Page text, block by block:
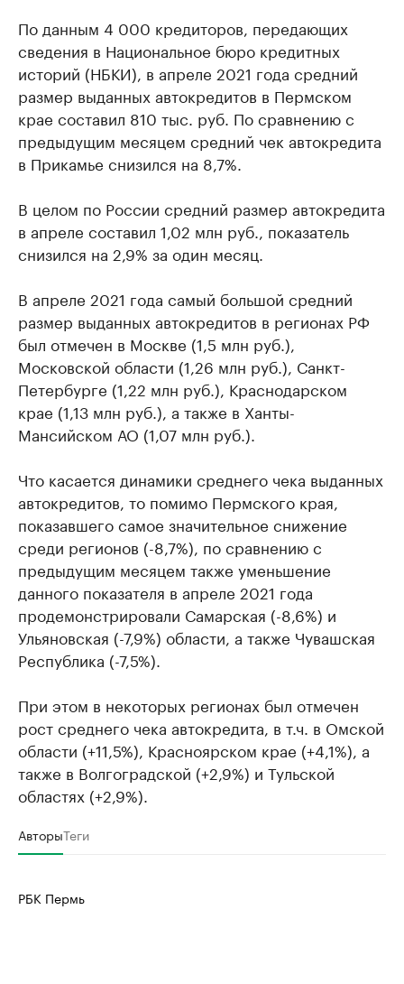
По данным 4 000 кредиторов, передающих
сведения в Национальное бюро кредитных
историй (НБКИ), в апреле 2021 года средний
размер выданных автокредитов в Пермском
крае составил 810 тыс. руб. По сравнению с
предыдущим месяцем средний чек автокредита
в Прикамье снизился на 8,7%.
В целом по России средний размер автокредита
в апреле составил 1,02 млн руб., показатель
снизился на 2,9% за один месяц.
В апреле 2021 года самый большой средний
размер выданных автокредитов в регионах РФ
был отмечен в Москве (1,5 млн руб.),
Московской области (1,26 млн руб.), Санкт-
Петербурге (1,22 млн руб.), Краснодарском
крае (1,13 млн руб.), а также в Ханты-
Мансийском АО (1,07 млн руб.).
Что касается динамики среднего чека выданных
автокредитов, то помимо Пермского края,
показавшего самое значительное снижение
среди регионов (-8,7%), по сравнению с
предыдущим месяцем также уменьшение
данного показателя в апреле 2021 года
продемонстрировали Самарская (-8,6%) и
Ульяновская (-7,9%) области, а также Чувашская
Республика (-7,5%).
При этом в некоторых регионах был отмечен
рост среднего чека автокредита, в т.ч. в Омской
области (+11,5%), Красноярском крае (+4,1%), а
также в Волгоградской (+2,9%) и Тульской
областях (+2,9%).
АвторыТеги
РБК Пермь